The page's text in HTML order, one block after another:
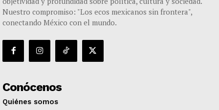
Nuestro compromiso: "Los ecos mexicanos sin frontera",
conectando México con el mundo.
Conócenos
Quiénes somos